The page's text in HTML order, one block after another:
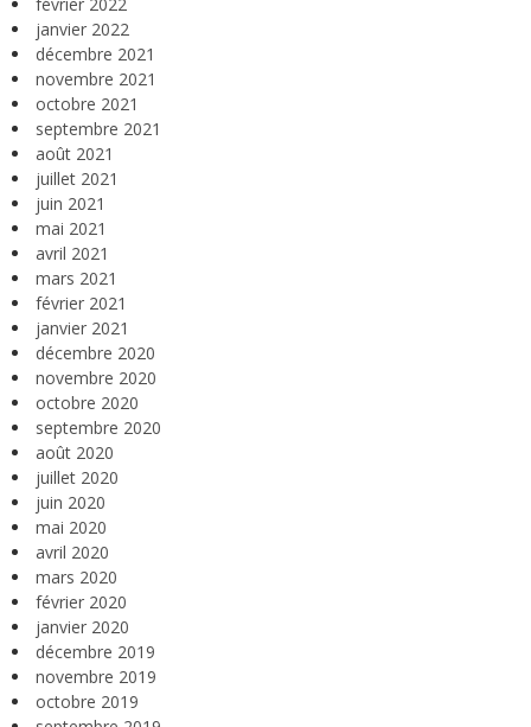
janvier 2022
décembre 2021
novembre 2021
octobre 2021
septembre 2021
août 2021
juillet 2021
juin 2021
mai 2021
avril 2021
mars 2021
février 2021
janvier 2021
décembre 2020
novembre 2020
octobre 2020
septembre 2020
août 2020
juillet 2020
juin 2020
mai 2020
avril 2020
mars 2020
février 2020
janvier 2020
décembre 2019
novembre 2019
octobre 2019